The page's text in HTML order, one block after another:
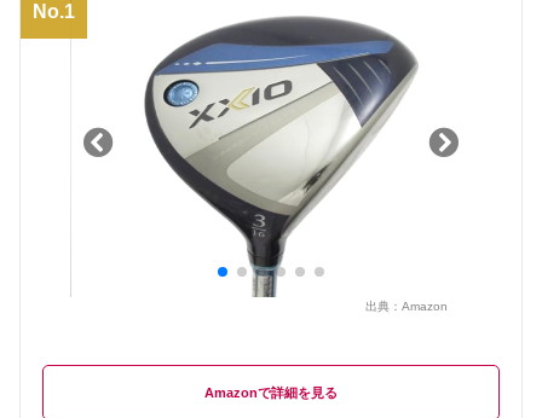
No.1
出典： Amazon
Amazon